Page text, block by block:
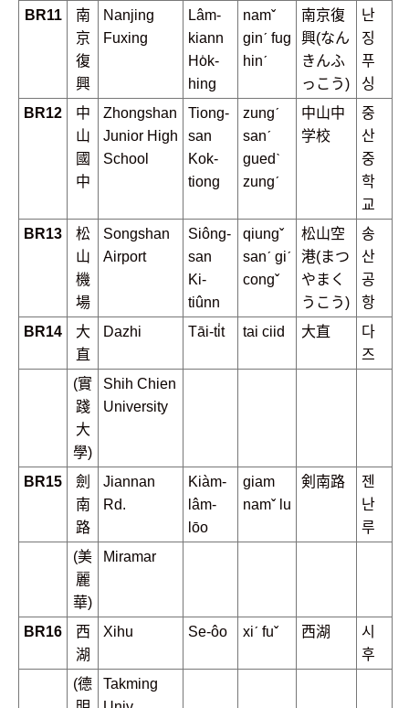
BR11
南
京
復
興
Nanjing
Fuxing
Lâm-
kiann
Ho̍k-
hing
namˇ
ginˊ fug
hinˊ
南京復
興(なん
きんふ
っこう)
난
징
푸
싱
BR12
中
山
國
中
Zhongshan
Junior High
School
Tiong-
san
Kok-
tiong
zungˊ
sanˊ
guedˋ
zungˊ
中山中
学校
중
산
중
학
교
BR13
松
山
機
場
Songshan
Airport
Siông-
san
Ki-
tiûnn
qiungˇ
sanˊ giˊ
congˇ
松山空
港(まつ
やまく
うこう)
송
산
공
항
BR14
大
直
Dazhi Tāi-ti̍t tai ciid 大直
다
즈
(實
踐
大
學)
Shih Chien
University
BR15
劍
南
路
Jiannan
Rd.
Kiàm-
lâm-
lōo
giam
namˇ lu
剣南路
젠
난
루
(美
麗
華)
Miramar
BR16
西
湖
Xihu Se-ôo xiˊ fuˇ 西湖
시
후
(德
Takming